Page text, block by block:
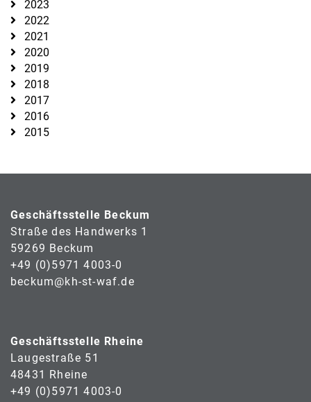
2023
2022
2021
2020
2019
2018
2017
2016
2015
Geschäftsstelle Beckum
Straße des Handwerks 1
59269 Beckum
+49 (0)5971 4003-0
beckum@kh-st-waf.de
Geschäftsstelle Rheine
Laugestraße 51
48431 Rheine
+49 (0)5971 4003-0